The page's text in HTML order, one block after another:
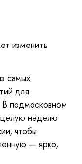
изменить
самых
для
подмосковном
неделю
чтобы
— ярко,